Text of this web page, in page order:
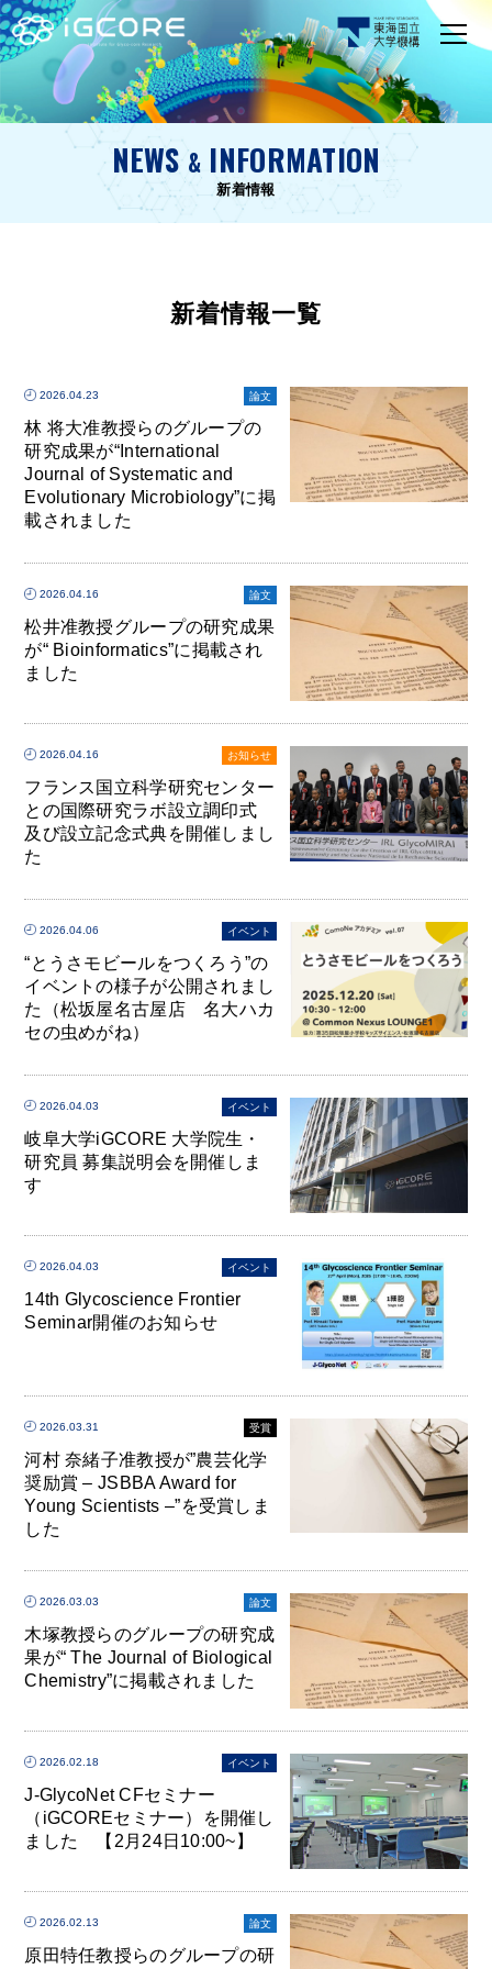
NEWS& INFORMATION
新着情報
新着情報一覧
2026.04.23 論文
林 将大准教授らのグループの
研究成果が“International
Journal of Systematic and
Evolutionary Microbiology”に掲
載されました
2026.04.16 論文
松井准教授グループの研究成果
が“ Bioinformatics”に掲載され
ました
2026.04.16 お知らせ
フランス国立科学研究センター
との国際研究ラボ設立調印式
及び設立記念式典を開催しまし
た
2026.04.06 イベント
“とうさモビールをつくろう”の
イベントの様子が公開されまし
た（松坂屋名古屋店 名大ハカ
セの虫めがね）
2026.04.03 イベント
岐阜大学iGCORE 大学院生・
研究員 募集説明会を開催しま
す
2026.04.03 イベント
14th Glycoscience Frontier
Seminar開催のお知らせ
2026.03.31 受賞
河村 奈緒子准教授が”農芸化学
奨励賞 – JSBBA Award for
Young Scientists –”を受賞しま
した
2026.03.03 論文
木塚教授らのグループの研究成
果が“ The Journal of Biological
Chemistry”に掲載されました
2026.02.18 イベント
J-GlycoNet CFセミナー
（iGCOREセミナー）を開催し
ました 【2月24日10:00~】
2026.02.13 論文
原田特任教授らのグループの研